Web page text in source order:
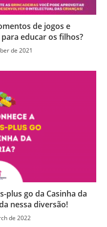
de jogos e
educar os filhos?
de 2021
plus go da Casinha da
nessa diversão!
de 2022